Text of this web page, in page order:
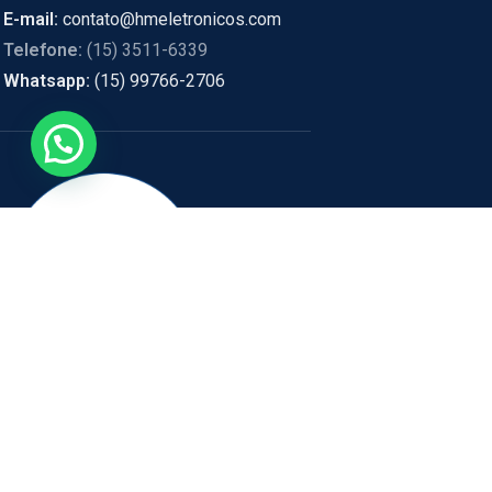
E-mail: contato@hmeletronicos.com
Telefone: (15) 3511-6339
Whatsapp: (15) 99766-2706